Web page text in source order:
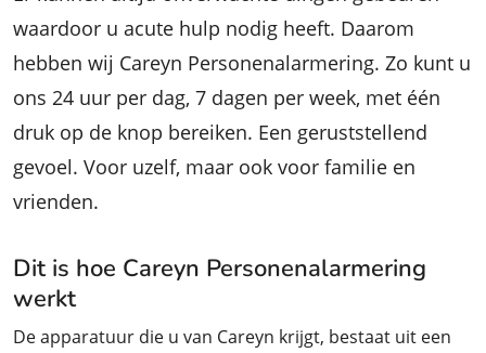
waardoor u acute hulp nodig heeft. Daarom
hebben wij Careyn Personenalarmering. Zo kunt u
ons 24 uur per dag, 7 dagen per week, met één
druk op de knop bereiken. Een geruststellend
gevoel. Voor uzelf, maar ook voor familie en
vrienden.
Dit is hoe Careyn Personenalarmering
werkt
De apparatuur die u van Careyn krijgt, bestaat uit een